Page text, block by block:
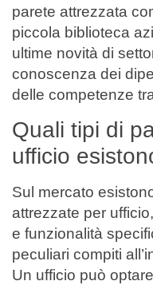
parete attrezzata
piccola biblioteca
ultime novità di
conoscenza dei
delle competenze
Quali tipi di
ufficio
Sul mercato
attrezzate per
e funzionalità
peculiari compiti
Un ufficio può